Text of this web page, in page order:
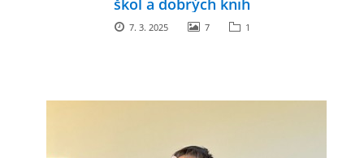
škol a dobrých knih
7. 3. 2025 7 1